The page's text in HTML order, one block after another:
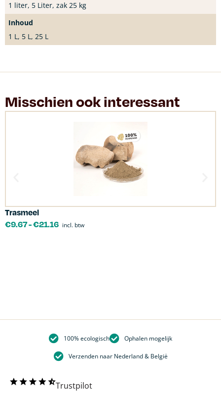
1 liter, 5 Liter, zak 25 kg
Inhoud
1 L, 5 L, 25 L
Misschien ook interessant
Trasmeel
€9.67-€21.16 incl. btw
100% ecologisch Ophalen mogelijk
Verzenden naar Nederland & België
Trustpilot